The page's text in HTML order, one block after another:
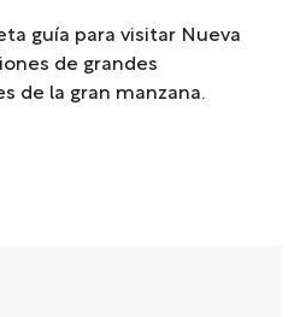
guía para visitar Nueva
de grandes
de la gran manzana.